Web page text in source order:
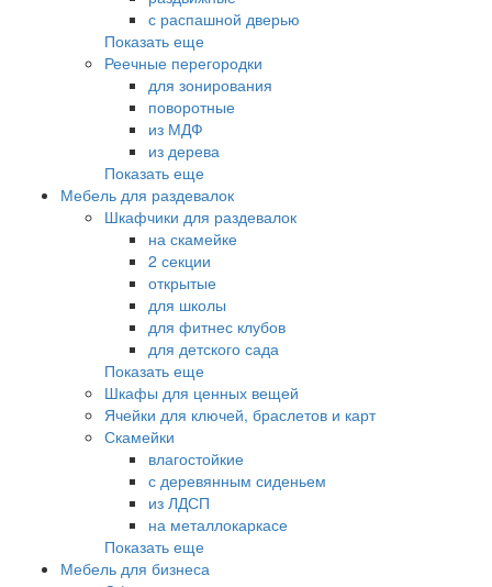
с распашной дверью
Показать еще
Реечные перегородки
для зонирования
поворотные
из МДФ
из дерева
Показать еще
Мебель для раздевалок
Шкафчики для раздевалок
на скамейке
2 секции
открытые
для школы
для фитнес клубов
для детского сада
Показать еще
Шкафы для ценных вещей
Ячейки для ключей, браслетов и карт
Скамейки
влагостойкие
с деревянным сиденьем
из ЛДСП
на металлокаркасе
Показать еще
Мебель для бизнеса